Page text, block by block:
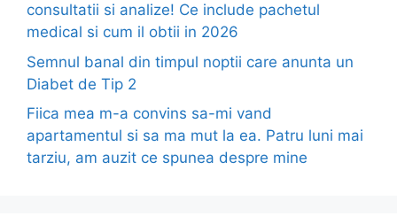
consultatii si analize! Ce include pachetul
medical si cum il obtii in 2026
Semnul banal din timpul noptii care anunta un
Diabet de Tip 2
Fiica mea m-a convins sa-mi vand
apartamentul si sa ma mut la ea. Patru luni mai
tarziu, am auzit ce spunea despre mine